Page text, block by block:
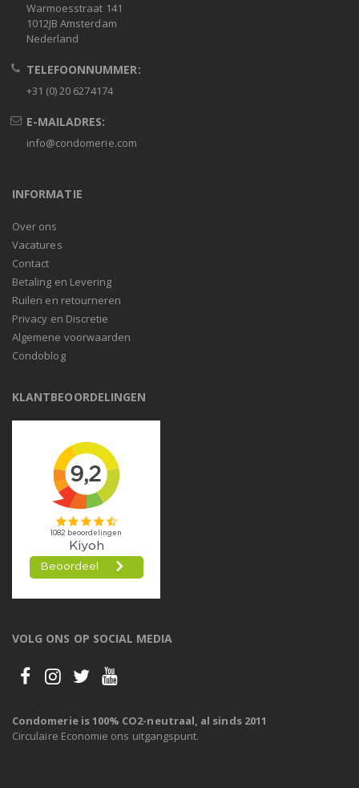
Warmoesstraat 141
1012JB Amsterdam
Nederland
TELEFOONNUMMER:
+31 (0) 20 6274174
E-MAILADRES:
info@condomerie.com
INFORMATIE
Over ons
Vacatures
Contact
Betaling en Levering
Ruilen en retourneren
Privacy en Discretie
Algemene voorwaarden
Condoblog
KLANTBEOORDELINGEN
VOLG ONS OP SOCIAL MEDIA
Condomerie is 100% CO2-neutraal, al sinds 2011
Circulaire Economie ons uitgangspunt.